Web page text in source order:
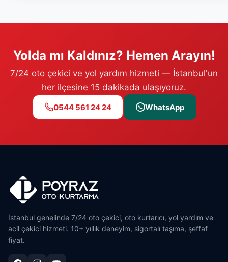
Yolda mı Kaldınız? Hemen Arayın!
7/24 oto çekici ve yol yardım hizmeti — İstanbul'un
her ilçesine 15 dakikada ulaşıyoruz.
0544 561 24 24 WhatsApp
İstanbul genelinde 7/24 oto çekici, oto kurtarıcı, yol yardım ve
acil çekici hizmeti. 10+ yıllık deneyim, sigortalı taşıma, şeffaf
fiyat.